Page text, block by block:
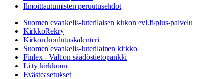
Ilmoittautumisten peruutusehdot
Suomen evankelis-luterilaisen kirkon evl.fi/plus-palvelu
KirkkoRekry
Kirkon koulutuskalenteri
Suomen evankelis-luterilainen kirkko
Finlex - Valtion säädöstietopankki
Liity kirkkoon
Evästeasetukset